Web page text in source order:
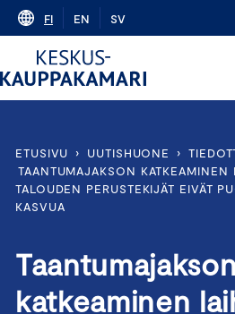
Skip
content
FI EN SV
ETUSIVU › UUTISHUONE ›
TAANTUMAJAKSON KATKEAMINEN
TALOUDEN PERUSTEKIJÄT EIVÄT
KASVUA
Taantumajakson
katkeaminen